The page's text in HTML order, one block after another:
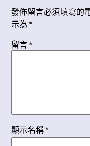
發佈留言必須填寫的
示為*
留言*
顯示名稱*